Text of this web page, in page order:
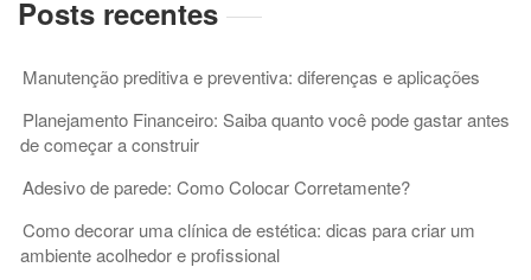
de
Posts recentes
Manutenção preditiva e preventiva: diferenças e aplicações
Planejamento Financeiro: Saiba quanto você pode gastar antes
de começar a construir
Adesivo de parede: Como Colocar Corretamente?
Como decorar uma clínica de estética: dicas para criar um
ambiente acolhedor e profissional